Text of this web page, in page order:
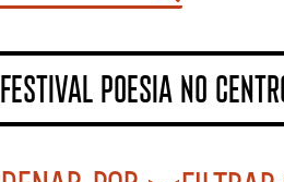
FESTIVAL POESIA NO